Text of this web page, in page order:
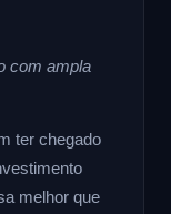
com ampla
ter chegado
melhor que